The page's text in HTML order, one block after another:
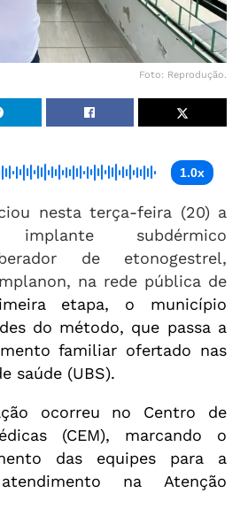
Foto: Reprodução.
1.0x
nesta terça-feira (20) a
subdérmico
de etonogestrel,
na rede pública de
etapa, o município
do método, que passa a
familiar ofertado nas
saúde (UBS).
ocorreu no Centro de
(CEM), marcando o
das equipes para a
na Atenção